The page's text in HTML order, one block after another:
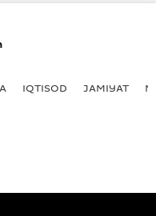
IQTISOD JAMIYAT